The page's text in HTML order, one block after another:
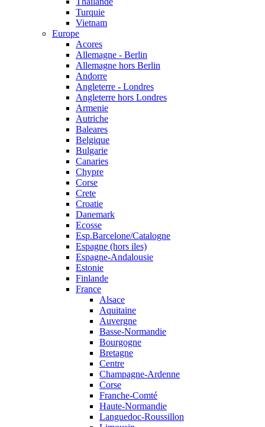
Turquie
Vietnam
Europe
Acores
Allemagne - Berlin
Allemagne hors Berlin
Andorre
Angleterre - Londres
Angleterre hors Londres
Armenie
Autriche
Baleares
Belgique
Bulgarie
Canaries
Chypre
Corse
Crete
Croatie
Danemark
Ecosse
Esp.Barcelone/Catalogne
Espagne (hors iles)
Espagne-Andalousie
Estonie
Finlande
France
Alsace
Aquitaine
Auvergne
Basse-Normandie
Bourgogne
Bretagne
Centre
Champagne-Ardenne
Corse
Franche-Comté
Haute-Normandie
Languedoc-Roussillon